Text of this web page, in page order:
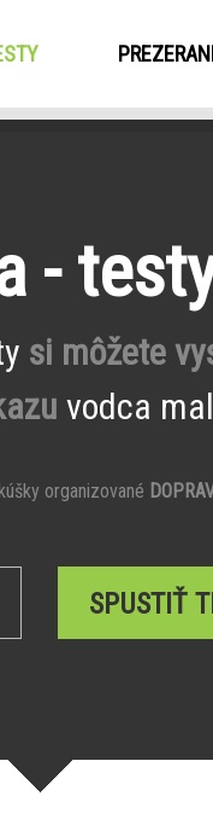
(CURRENT)
-
si môžete
vodca
organizované
SPUSTIŤ